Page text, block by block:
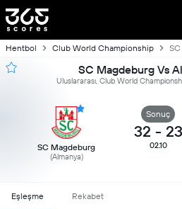
Hentbol Club World Championship
SC Magdeburg Vs
Uluslararası, Club World
SC Magdeburg
(Almanya)
Sonuç
32 - 23
02.10
Eşleşme Rekabet